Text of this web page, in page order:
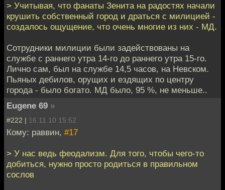
> Учитывая, что фанаты Зенита на радостях начали
крушить собственный город и драться с милицией -
создалось ощущение, что очень многие из них - МД.
Сотрудники милиции были задействованы на
службе с раннего утра 14-го до раннего утра 15-го.
Лично сам, был на службе 14,5 часов, на Невском.
Пьяных дебилов, орущих и ездящих по центру
города - было богато. МД было, 95 %, не меньше..
Eugene 69 »
#222 | 16.11.10 15:52
Кому: раввин, #17
> У нас ведь феодализм. Для того, чтобы чего-то
добиться, нужно просто родиться в правильном
сослов